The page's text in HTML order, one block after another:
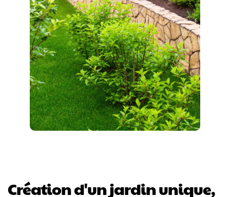
Création d'un jardin unique,